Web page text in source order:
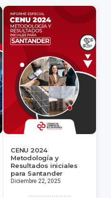
CENU 2024
Metodología y
Resultados iniciales
para Santander
Diciembre 22, 2025